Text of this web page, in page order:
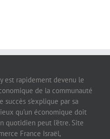
est rapidement devenu le
de la communauté
succès s’explique par sa
qu’un économique doit
quotidien peut l’être. Site
France Israël,